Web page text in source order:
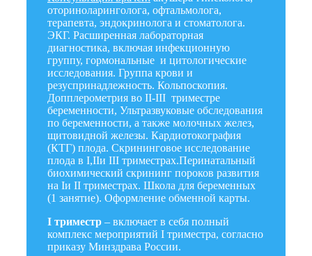
оториноларинголога, офтальмолога,
терапевта, эндокринолога и стоматолога.
ЭКГ. Расширенная лабораторная
диагностика, включая инфекционную
группу, гормональные и цитологические
исследования. Группа крови и
резуспринадлежность. Кольпоскопия.
Допплерометрия во II-III триместре
беременности, Ультразвуковые обследования
по беременности, а также молочных желез,
щитовидной железы. Кардиотокография
(КТГ) плода. Скрининговое исследование
плода в I,IIи III триместрах.Перинатальный
биохимический скрининг пороков развития
на Iи II триместрах. Школа для беременных
(1 занятие). Оформление обменной карты.
I триместр – включает в себя полный
комплекс мероприятий I триместра, согласно
приказу Минздрава России.